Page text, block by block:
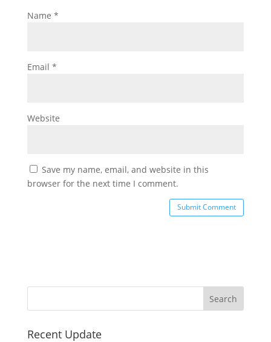
Name *
Email *
Website
Save my name, email, and website in this
browser for the next time I comment.
Recent Update